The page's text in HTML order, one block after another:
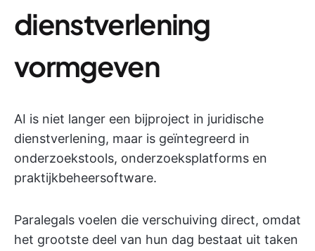
dienstverlening
vormgeven
AI is niet langer een bijproject in juridische
dienstverlening, maar is geïntegreerd in
onderzoekstools, onderzoeksplatforms en
praktijkbeheersoftware.
Paralegals voelen die verschuiving direct, omdat
het grootste deel van hun dag bestaat uit taken